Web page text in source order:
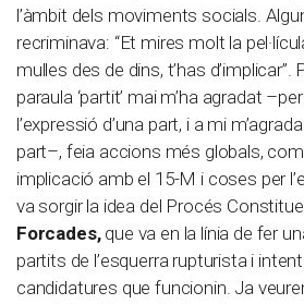
l’àmbit dels moviments socials.
recriminava: “Et mires molt la
mulles des de dins, t’has
paraula ‘partit’ mai m’ha agradat
l’expressió d’una part, i a mi
part–, feia accions més globals,
implicació amb el 15-M i coses per
va sorgir la idea del Procés
Forcades,que va en la línia de fer
partits de l’esquerra rupturista i
candidatures que funcionin. Ja